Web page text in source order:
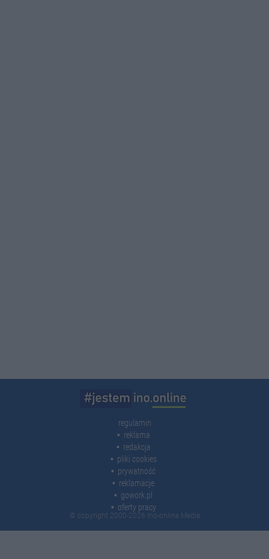
regulamin
reklama
redakcja
pliki cookies
prywatność
reklamacje
gowork.pl
oferty pracy
© copyright 2000-2026 Ino-online Media